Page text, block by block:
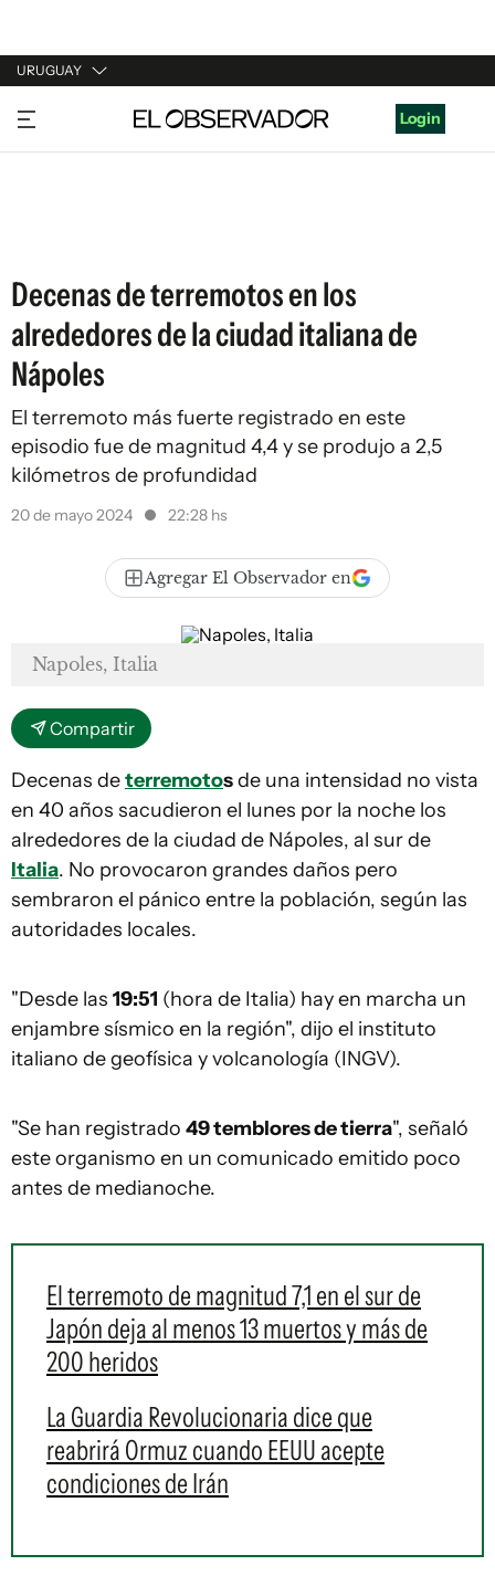
URUGUAY
URUGUAY
ARGENTINA
Login
Decenas de terremotos en los
alrededores de la ciudad italiana de
Nápoles
El terremoto más fuerte registrado en este
episodio fue de magnitud 4,4 y se produjo a 2,5
kilómetros de profundidad
20 de mayo 2024 22:28 hs
Agregar El Observador en
Napoles, Italia
Compartir
Decenas deterremotosde una intensidad no vista
en 40 años sacudieron el lunes por la noche los
alrededores de la ciudad de Nápoles, al sur de
Italia. No provocaron grandes daños pero
sembraron el pánico entre la población, según las
autoridades locales.
"Desde las 19:51 (hora de Italia) hay en marcha un
enjambre sísmico en la región", dijo el instituto
italiano de geofísica y volcanología (INGV).
"Se han registrado 49 temblores de tierra", señaló
este organismo en un comunicado emitido poco
antes de medianoche.
El terremoto de magnitud 7,1 en el sur de
Japón deja al menos 13 muertos y más de
200 heridos
La Guardia Revolucionaria dice que
reabrirá Ormuz cuando EEUU acepte
condiciones de Irán